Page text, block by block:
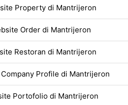
Property di Mantrijeron
Order di Mantrijeron
Restoran di Mantrijeron
Profile di Mantrijeron
Portofolio di Mantrijeron